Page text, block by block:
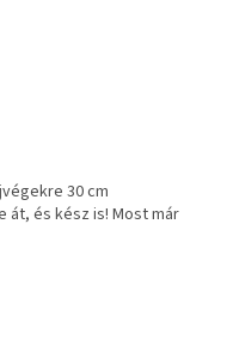
30 cm
át, és kész is! Most már